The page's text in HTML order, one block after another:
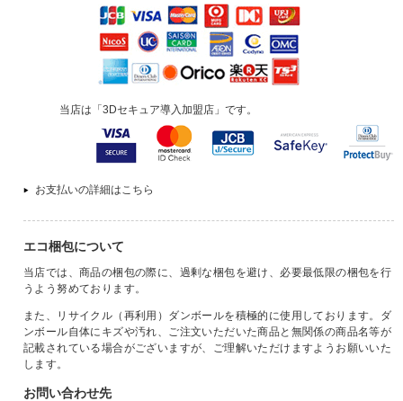
当店は「3Dセキュア導入加盟店」です。
お支払いの詳細はこちら
エコ梱包について
当店では、商品の梱包の際に、過剰な梱包を避け、必要最低限の梱包を行
うよう努めております。
また、リサイクル（再利用）ダンボールを積極的に使用しております。ダ
ンボール自体にキズや汚れ、ご注文いただいた商品と無関係の商品名等が
記載されている場合がございますが、ご理解いただけますようお願いいた
します。
お問い合わせ先